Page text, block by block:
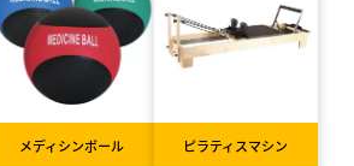
メディシンボール ピラティスマシン